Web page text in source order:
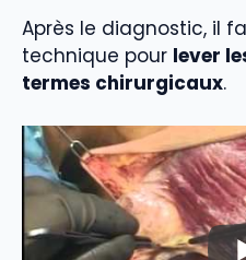
Après le diagnostic, il
technique pour lever
termes chirurgicaux.